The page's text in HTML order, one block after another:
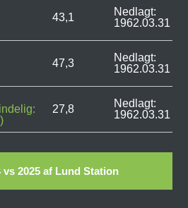
43,1
Nedlagt:
1962.03.31
47,3
Nedlagt:
1962.03.31
27,8
Nedlagt:
1962.03.31
2025 af Lund Station